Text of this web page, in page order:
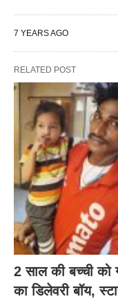
7 YEARS AGO
RELATED POST
2 साल की बच्ची को
का डिलेवरी बॉय,